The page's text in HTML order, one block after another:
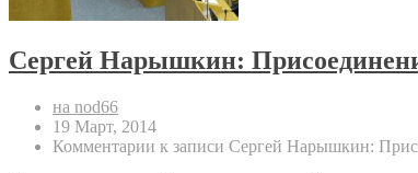
Сергей Нарышкин:
на nod66
19 Март, 2014
Комментарии к записи Сергей Нарышкин: